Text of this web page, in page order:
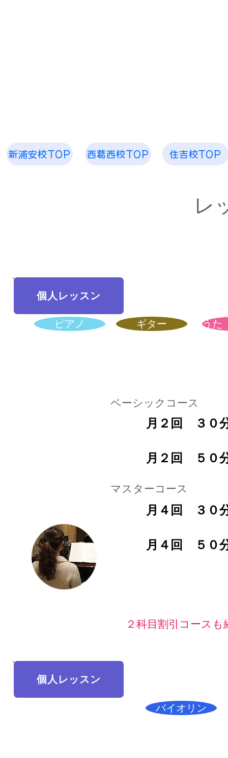
新浦安校TOP 西葛西校TOP 住吉校TOP
レ
個人レッスン
ピアノ ギター うた
​ベーシックコース
月２回 ３
月２回 ５
月４回 ３
月４回 ５
​マスターコース
２科目割引コース
個人レッスン
バイオリン